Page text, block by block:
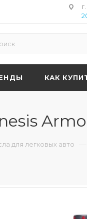
КАК
для легковых авто —